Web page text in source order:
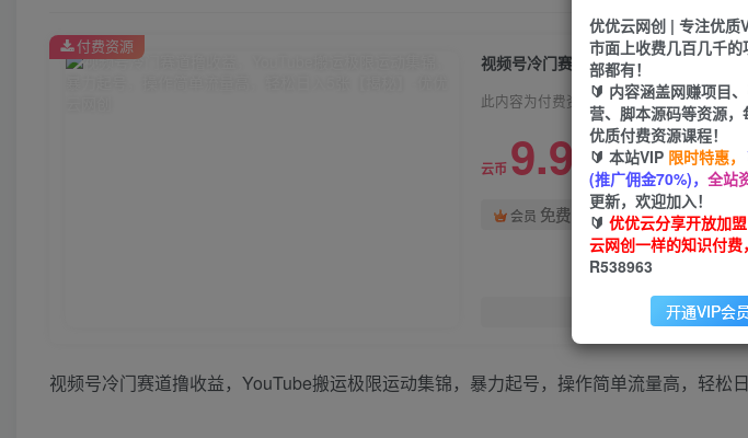
此内容为付费资源，请付费后查看
云币 9.9 限时特惠
云币99
会员 免费
付费资源
视频号冷门赛道撸收益，YouTube搬运极限运动集锦，暴力起号，操作简单流量高，轻松日
优优云网创 | 专注优质
市面上收费几百几千
部都有！
🔰 内容涵盖网赚项目
营、脚本源码等资源
优质付费资源课程！
🔰 本站VIP 限时特惠，
(推广佣金70%)， 全站
更新，欢迎加入！
🔰 优优云分享开放加
云网创一样的知识付费，
R538963
开通VIP会员